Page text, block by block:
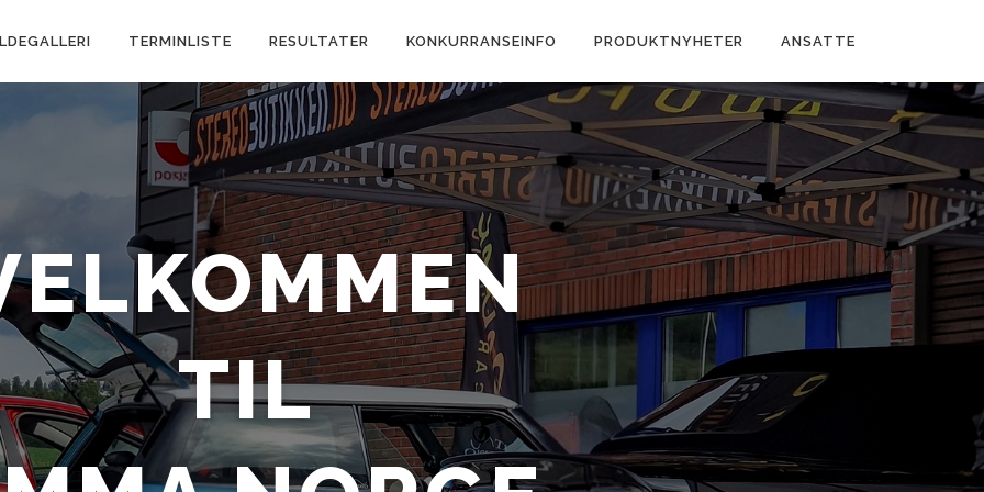
TERMINLISTE RESULTATER KONKURRANSEINFO PRODUKTNYHETER ANSATTE
TIL